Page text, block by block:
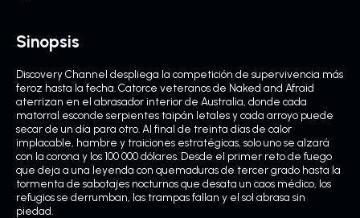
Sinopsis
Discovery Channel despliega la competición de supervivencia más
feroz hasta la fecha. Catorce veteranos de Naked and Afraid
aterrizan en el abrasador interior de Australia, donde cada
matorral esconde serpientes taipán letales y cada arroyo puede
secar de un día para otro. Al final de treinta días de calor
implacable, hambre y traiciones estratégicas, solo uno se alzará
con la corona y los 100 000 dólares. Desde el primer reto de fuego
que deja a una leyenda con quemaduras de tercer grado hasta la
tormenta de sabotajes nocturnos que desata un caos médico, los
refugios se derrumban, las trampas fallan y el sol abrasa sin
piedad.